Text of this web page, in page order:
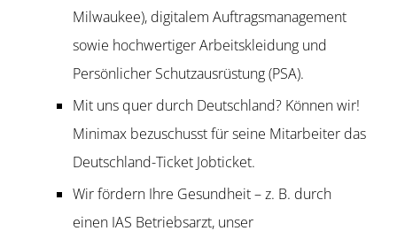
Milwaukee), digitalem Auftragsmanagement
sowie hochwertiger Arbeitskleidung und
Persönlicher Schutzausrüstung (PSA).
Mit uns quer durch Deutschland? Können wir!
Minimax bezuschusst für seine Mitarbeiter das
Deutschland-Ticket Jobticket.
Wir fördern Ihre Gesundheit – z. B. durch
einen IAS Betriebsarzt, unser